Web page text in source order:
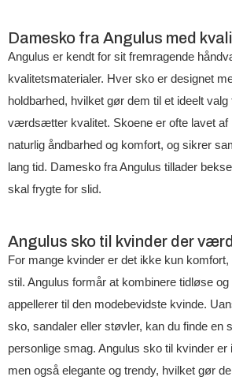
Damesko fra Angulus med
Angulus er kendt for sit fremragende
kvalitetsmaterialer. Hver sko er designet
holdbarhed, hvilket gør dem til et ideelt
værdsætter kvalitet. Skoene er ofte lavet af
naturlig åndbarhed og komfort, og sikrer
lang tid. Damesko fra Angulus tillader
skal frygte for slid.
Angulus sko til kvinder der
For mange kvinder er det ikke kun
stil. Angulus formår at kombinere tidløse
appellerer til den modebevidste kvinde.
sko, sandaler eller støvler, kan du finde en
personlige smag. Angulus sko til kvinder er
men også elegante og trendy, hvilket gør